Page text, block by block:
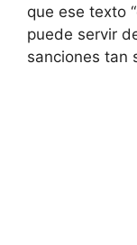
que ese texto
puede servir
sanciones tan